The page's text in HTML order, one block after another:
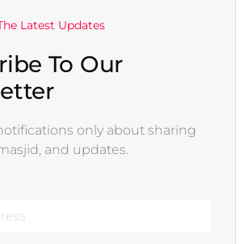
Latest Updates
To Our
only about sharing
and updates.